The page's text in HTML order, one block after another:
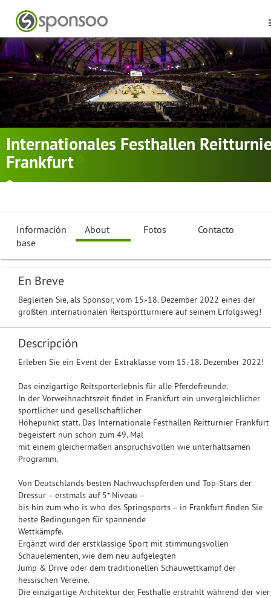
Internationales Festhallen
Frankfurt
Kronberg im Taunus
Información
base
About Fotos Contacto
En Breve
Begleiten Sie, als Sponsor, vom 15.-18. Dezember 2022 eines der
größten internationalen Reitsportturniere auf seinem Erfolgsweg!
Descripción
Erleben Sie ein Event der Extraklasse vom 15.-18. Dezember 2022!
Das einzigartige Reitsporterlebnis für alle Pferdefreunde.
In der Vorweihnachtszeit findet in Frankfurt ein unvergleichlicher
sportlicher und gesellschaftlicher
Höhepunkt statt. Das Internationale Festhallen Reitturnier Frankfurt
begeistert nun schon zum 49. Mal
mit einem gleichermaßen anspruchsvollen wie unterhaltsamen
Programm.
Von Deutschlands besten Nachwuchspferden und Top-Stars der
Dressur – erstmals auf 5*-Niveau –
bis hin zum who is who des Springsports – in Frankfurt finden Sie
beste Bedingungen für spannende
Wettkämpfe.
Ergänzt wird der erstklassige Sport mit stimmungsvollen
Schauelementen, wie dem neu aufgelegten
Jump & Drive oder dem traditionellen Schauwettkampf der
hessischen Vereine.
Die einzigartige Architektur der Festhalle erstrahlt während der vier